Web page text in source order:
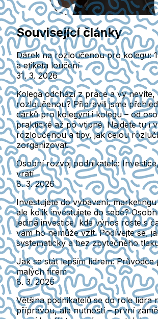
Související články
Dárek na rozloučenou pro kolegu:
a etiketa loučení
31. 3. 2026
Kolega odchází z práce a vy nevíte,
rozloučenou? Připravili jsme
dárků pro kolegyni i kolegu – od
praktické až po vtipné. Najdete tu i
rozloučenou a tipy, jak celou
zorganizovat.
Osobní rozvoj podnikatele:
vrátí
8. 3. 2026
Investujete do vybavení,
ale kolik investujete do sebe?
jediná investice, kde výnos roste s
vám ho nemůže vzít. Podívejte se,
systematicky a bez zbytečného
Jak se stát lepším lídrem: Průvodce
malých firem
8. 3. 2026
Většina podnikatelů se do role lídra
přípravou, ale nutností – první